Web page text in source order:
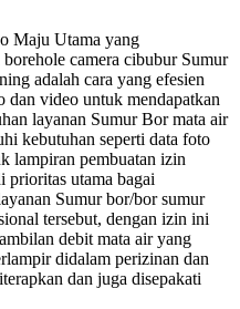
Maju Utama yang
camera cibubur Sumur
adalah cara yang efesien
dan video untuk mendapatkan
layanan Sumur Bor mata air
kebutuhan seperti data foto
lampiran pembuatan izin
prioritas utama bagai
Sumur bor/bor sumur
tersebut, dengan izin ini
debit mata air yang
didalam perizinan dan
dan juga disepakati